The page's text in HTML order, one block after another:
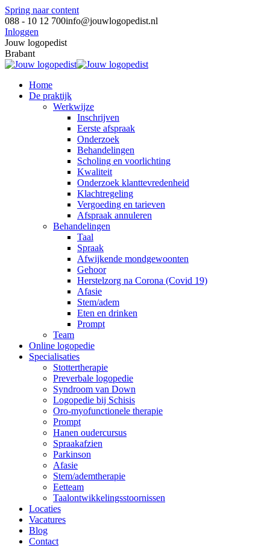
Spring naar content
088 - 10 12 700info@jouwlogopedist.nl
Inloggen
Jouw logopedist
Brabant
Home
De praktijk
Werkwijze
Inschrijven
Eerste afspraak
Onderzoek
Behandelingen
Scholing en voorlichting
Kwaliteit
Onderzoek klanttevredenheid
Klachtregeling
Vergoeding en tarieven
Afspraak annuleren
Behandelingen
Taal
Spraak
Afwijkende mondgewoonten
Gehoor
Herstelzorg na Corona (Covid 19)
Afasie
Stem/adem
Eten en drinken
Prompt
Team
Online logopedie
Specialisaties
Stottertherapie
Preverbale logopedie
Syndroom van Down
Logopedie bij Schisis
Oro-myofunctionele therapie
Prompt
Hanen oudercursus
Spraakafzien
Parkinson
Afasie
Stem/ademtherapie
Eetteam
Taalontwikkelingsstoornissen
Locaties
Vacatures
Blog
Contact